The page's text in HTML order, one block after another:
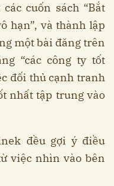
cuốn sách “Bắt
hạn”, và thành lập
một bài đăng trên
“các công ty tốt
đối thủ cạnh tranh
nhất tập trung vào
đều gợi ý điều
việc nhìn vào bên